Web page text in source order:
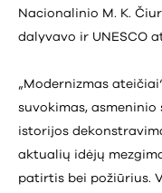
Nacionalinio M. K.
dalyvavo ir UNESCO
„Modernizmas
suvokimas, asmeninio
istorijos
aktualių idėjų
patirtis bei požiūrius.